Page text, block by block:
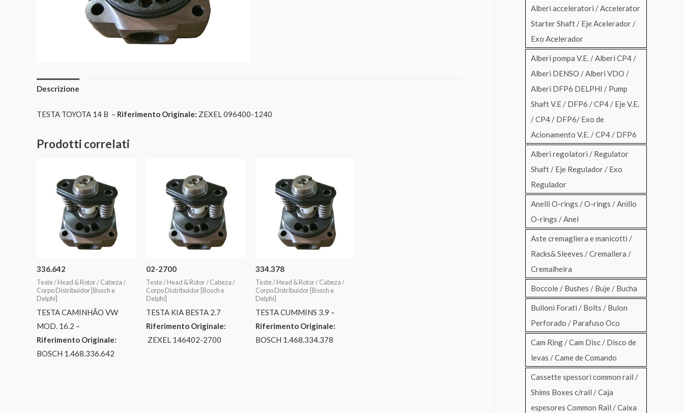
Descrizione
TESTA TOYOTA 14 B – Riferimento Originale: ZEXEL 096400-1240
Prodotti correlati
336.642
Teste / Head & Rotor / Cabeza /
Corpo Distribuidor [Bosch e
Delphi]
TESTA CAMINHÃO VW
MOD. 16.2 –
Riferimento Originale:
BOSCH 1.468.336.642
02-2700
Teste / Head & Rotor / Cabeza /
Corpo Distribuidor [Bosch e
Delphi]
TESTA KIA BESTA 2.7
Riferimento Originale:
ZEXEL 146402-2700
334.378
Teste / Head & Rotor / Cabeza /
Corpo Distribuidor [Bosch e
Delphi]
TESTA CUMMINS 3.9 –
Riferimento Originale:
BOSCH 1.468.334.378
Alberi acceleratori / Accelerator
Starter Shaft / Eje Acelerador /
Exo Acelerador
Alberi pompa V.E. / Alberi CP4 /
Alberi DENSO / Alberi VDO /
Alberi DFP6 DELPHI / Pump
Shaft V.E / DFP6 / CP4 / Eje V.E.
/ CP4 / DFP6/ Exo de
Acionamento V.E. / CP4 / DFP6
Alberi regolatori / Regulator
Shaft / Eje Regulador / Exo
Regulador
Anelli O-rings / O-rings / Anillo
O-rings / Anel
Aste cremagliera e manicotti /
Racks& Sleeves / Cremallera /
Cremalheira
Boccole / Bushes / Buje / Bucha
Bulloni Forati / Bolts / Bulon
Perforado / Parafuso Oco
Cam Ring / Cam Disc / Disco de
levas / Came de Comando
Cassette spessori common rail /
Shims Boxes c/rail / Caja
espesores Common Rail / Caixa